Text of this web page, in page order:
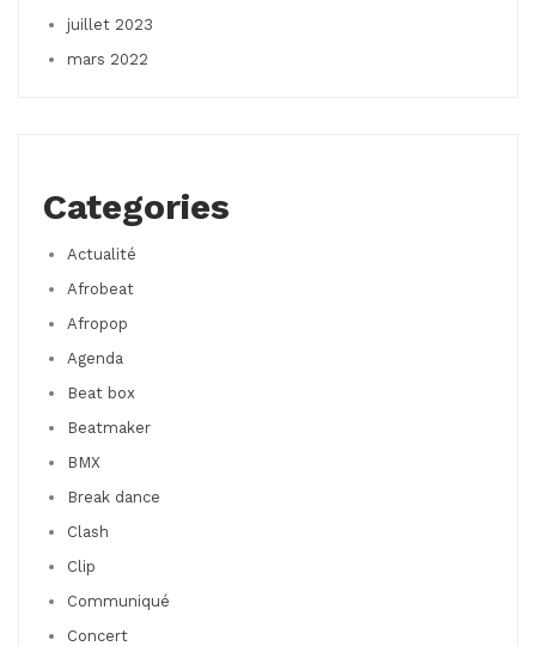
juillet 2023
mars 2022
Categories
Actualité
Afrobeat
Afropop
Agenda
Beat box
Beatmaker
BMX
Break dance
Clash
Clip
Communiqué
Concert